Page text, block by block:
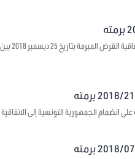
انضمام الجمهورية التونسية إلى الاتفاقية